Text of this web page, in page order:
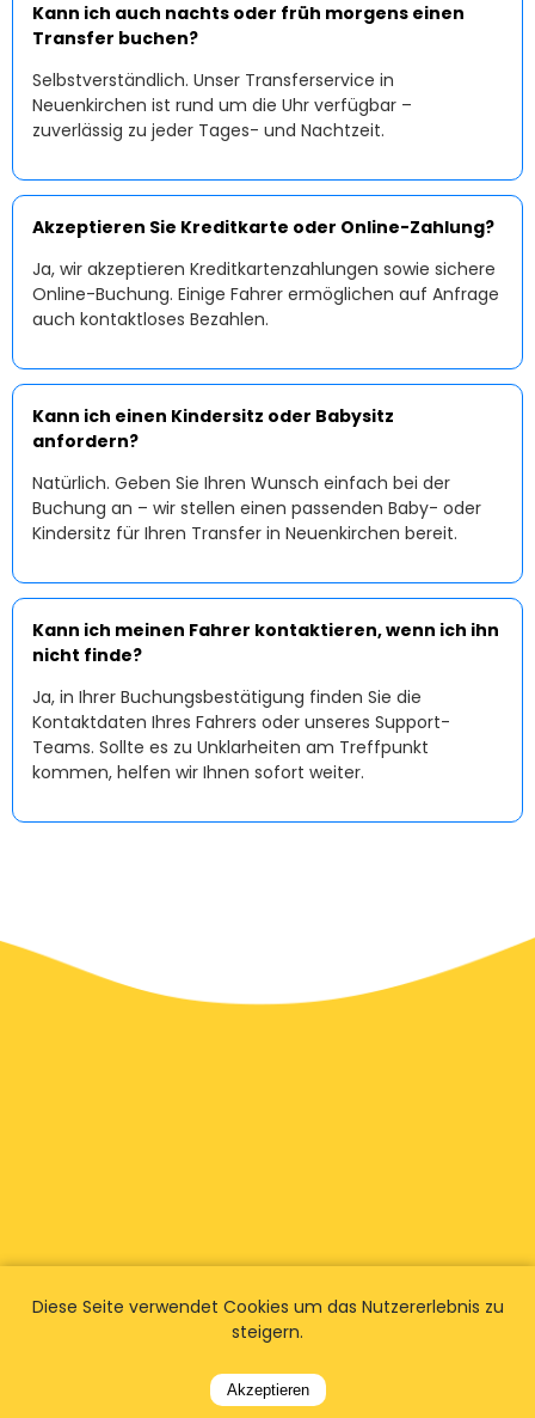
Kann ich auch nachts oder früh morgens einen
Transfer buchen?
Selbstverständlich. Unser Transferservice in
Neuenkirchen ist rund um die Uhr verfügbar –
zuverlässig zu jeder Tages- und Nachtzeit.
Akzeptieren Sie Kreditkarte oder Online-Zahlung?
Ja, wir akzeptieren Kreditkartenzahlungen sowie sichere
Online-Buchung. Einige Fahrer ermöglichen auf Anfrage
auch kontaktloses Bezahlen.
Kann ich einen Kindersitz oder Babysitz
anfordern?
Natürlich. Geben Sie Ihren Wunsch einfach bei der
Buchung an – wir stellen einen passenden Baby- oder
Kindersitz für Ihren Transfer in Neuenkirchen bereit.
Kann ich meinen Fahrer kontaktieren, wenn ich ihn
nicht finde?
Ja, in Ihrer Buchungsbestätigung finden Sie die
Kontaktdaten Ihres Fahrers oder unseres Support-
Teams. Sollte es zu Unklarheiten am Treffpunkt
kommen, helfen wir Ihnen sofort weiter.
Fans weltweit
Diese Seite verwendet Cookies um das Nutzererlebnis zu
steigern.
Akzeptieren